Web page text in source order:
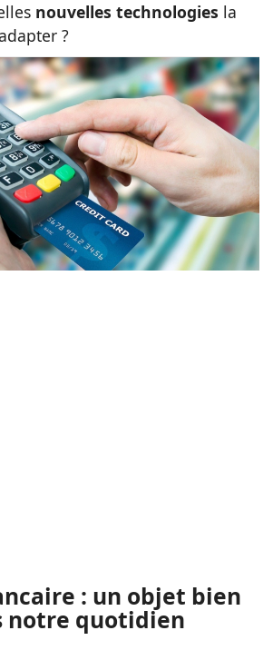
Famille
Santé
nouvelles technologies la
?
: un objet bien
notre quotidien